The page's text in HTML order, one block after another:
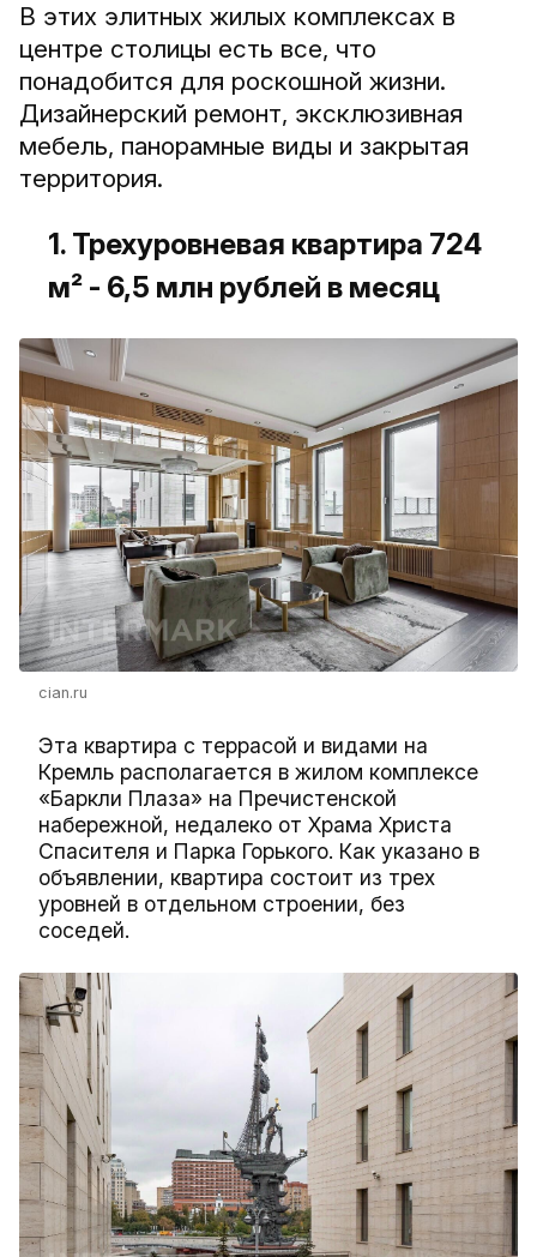
В этих элитных жилых комплексах в
центре столицы есть все, что
понадобится для роскошной жизни.
Дизайнерский ремонт, эксклюзивная
мебель, панорамные виды и закрытая
территория.
1. Трехуровневая квартира 724
м² - 6,5 млн рублей в месяц
cian.ru
Эта квартира с террасой и видами на
Кремль располагается в жилом комплексе
«Баркли Плаза» на Пречистенской
набережной, недалеко от Храма Христа
Спасителя и Парка Горького. Как указано в
объявлении, квартира состоит из трех
уровней в отдельном строении, без
соседей.